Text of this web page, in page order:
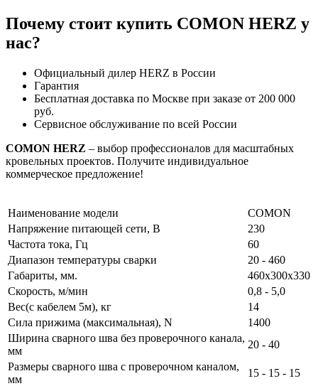
Почему стоит купить COMON HERZ у
нас?
Официальный дилер HERZ в России
Гарантия
Бесплатная доставка по Москве при заказе от 200 000
руб.
Сервисное обслуживание по всей России
COMON HERZ – выбор профессионалов для масштабных
кровельных проектов. Получите индивидуальное
коммерческое предложение!
Наименование модели
СОМОN
Напряжение питающей сети, В
230
Частота тока, Гц
60
Диапазон температуры сварки
20 - 460
Габариты, мм.
460х300х330
Скорость, м/мин
0,8 - 5,0
Вес(с кабелем 5м), кг
14
Сила прижима (максимальная), N
1400
Ширина сварного шва без проверочного канала,
мм
20 - 40
Размеры сварного шва с проверочном каналом,
мм
15 - 15 - 15